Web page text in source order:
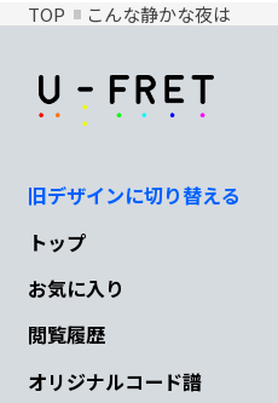
TOP こんな静かな夜は
旧デザインに切り替える
トップ
お気に入り
閲覧履歴
オリジナルコード譜